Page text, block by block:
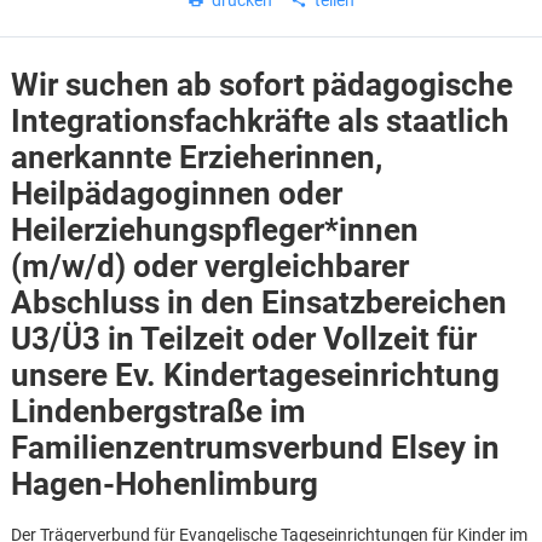
Wir suchen ab sofort pädagogische
Integrationsfachkräfte als staatlich
anerkannte Erzieherinnen,
Heilpädagoginnen oder
Heilerziehungspfleger*innen
(m/w/d) oder vergleichbarer
Abschluss in den Einsatzbereichen
U3/Ü3 in Teilzeit oder Vollzeit für
unsere Ev. Kindertageseinrichtung
Lindenbergstraße im
Familienzentrumsverbund Elsey in
Hagen-Hohenlimburg
Der Trägerverbund für Evangelische Tageseinrichtungen für Kinder im
Karte anzeigen